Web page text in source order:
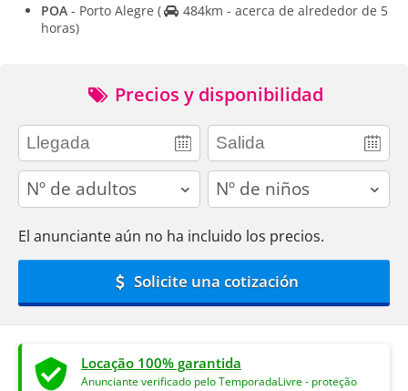
POA - Porto Alegre (
484km - acerca de alrededor de 5
horas)
Precios y disponibilidad
adults children
El anunciante aún no ha incluido los precios.
Solicite una cotización
Locação 100% garantida
Anunciante verificado pelo TemporadaLivre - proteção